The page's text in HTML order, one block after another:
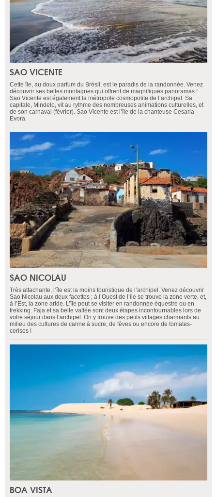
SAO VICENTE
Cette île, au doux parfum du Brésil, est le paradis de la randonnée. Venez
découvrir ses belles montagnes qui offrent de magnifiques panoramas !
Sao Vicente est également la métropole cosmopolite de l’archipel. Sa
capitale, Mindelo, vit au rythme des nombreuses animations culturelles, et
de son carnaval (février). Sao Vicente est l’île de la chanteuse Cesaria
Evora.
SAO NICOLAU
Très attachante, l’île est la moins touristique de l’archipel. Venez découvrir
Sao Nicolau aux deux facettes ; à l’Ouest de l’île se trouve la zone verte, et,
à l’Est, la zone aride. L’île peut se visiter en randonnée équestre ou en
trekking. Faja et sa belle vallée sont deux étapes incontournables lors de
votre séjour dans l’archipel. On y trouve des petits villages charmants au
milieu des cultures de canne à sucre, de fèves ou encore de tomates-
cerises !
BOA VISTA